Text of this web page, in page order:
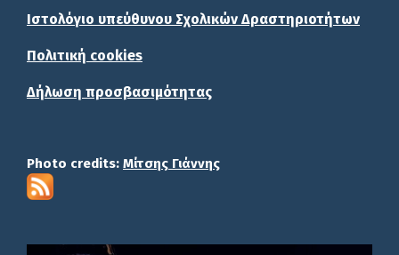
Ιστολόγιο υπεύθυνου Σχολικών Δραστηριοτήτων
Πολιτική cookies
Δήλωση προσβασιμότητας
Photo credits: Μίτσης Γιάννης